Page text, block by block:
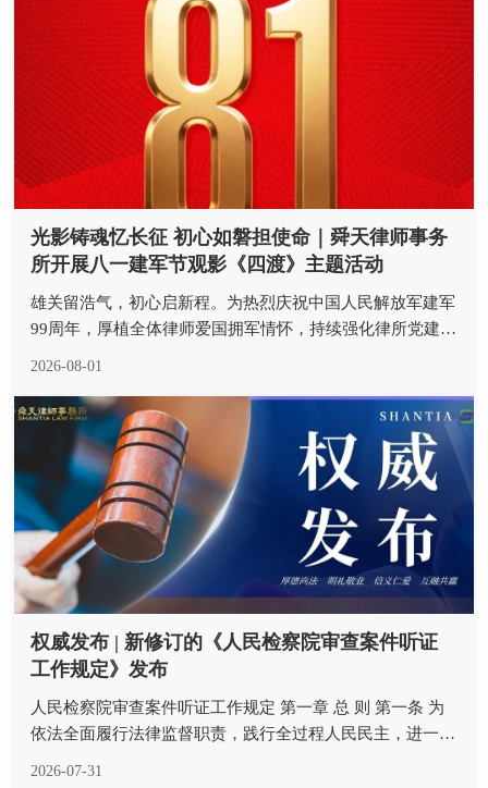
光影铸魂忆长征 初心如磐担使命｜舜天律师事务
所开展八一建军节观影《四渡》主题活动
雄关留浩气，初心启新程。为热烈庆祝中国人民解放军建军
99周年，厚植全体律师爱国拥军情怀，持续强化律所党建引
渡》，开展 “重温四渡峥...
2026-08-01
权威发布 | 新修订的《人民检察院审查案件听证
工作规定》发布
人民检察院审查案件听证工作规定 第一章 总 则 第一条 为
依法全面履行法律监督职责，践行全过程人民民主，进一步
2026-07-31